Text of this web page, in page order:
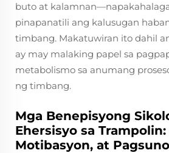
buto at
pinapanatili ang kalusugan
timbang. Makatuwiran ito dahil
ay may malaking papel sa
metabolismo sa anumang
ng timbang.
Mga Benepisyong
Ehersisyo sa
Motibasyon, at